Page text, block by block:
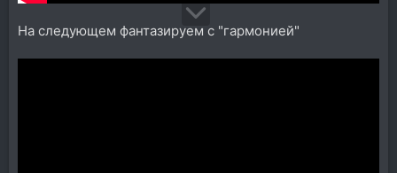
На следующем фантазируем с "гармонией"